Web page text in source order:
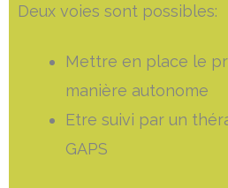
Deux voies sont possibles:
Mettre en place le
manière autonome
Etre suivi par un
GAPS